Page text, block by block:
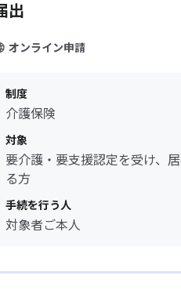
出
オンライン申請
制度
介護保険
対象
要介護・要支援認定を受け、
る方
手続を行う人
対象者ご本人